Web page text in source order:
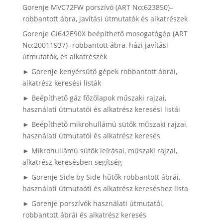
Gorenje MVC72FW porszívó (ART No:623850)–
robbantott ábra, javítási útmutatók és alkatrészek
Gorenje GI642E90X beépíthető mosogatógép (ART
No:20011937)- robbantott ábra, házi javítási
útmutatók, és alkatrészek
► Gorenje kenyérsütő gépek robbantott ábrái,
alkatrész keresési listák
► Beépíthető gáz főzőlapok műszaki rajzai,
használati útmutatói és alkatrész keresési listái
► Beépíthető mikrohullámú sütők műszaki rajzai,
használati útmutatói és alkatrész keresés
► Mikrohullámú sütők leírásai, műszaki rajzai,
alkatrész keresésben segítség
► Gorenje Side by Side hűtők robbantott ábrái,
használati útmutaóti és alkatrész kereséshez lista
► Gorenje porszívók használati útmutatói,
robbantott ábrái és alkatrész keresés